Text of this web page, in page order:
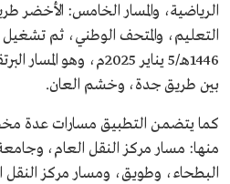
الرياضية، والمسار الخامس: الأخضر
1446هـ/5 يناير 2025م، وهو
بين طريق جدة، وخشم العان.
كما يتضمن التطبيق مسارات عدة
منها: مسار مركز النقل العام،
البطحاء، وطويق، ومسار مركز